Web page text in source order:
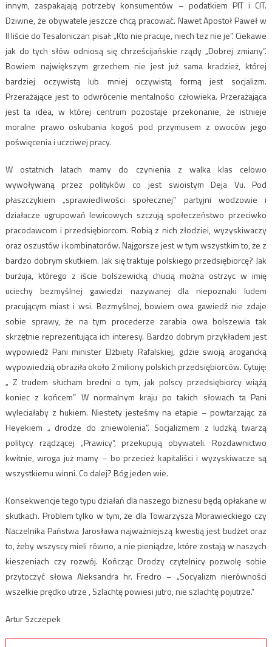
innym, zaspakajają potrzeby konsumentów – podatkiem PIT i CIT.
Dziwne, że obywatele jeszcze chcą pracować. Nawet Apostoł Paweł w
II liście do Tesaloniczan pisał: „Kto nie pracuje, niech tez nie je”. Ciekawe
jak do tych słów odniosą się chrześcijańskie rządy „Dobrej zmiany”.
Bowiem największym grzechem nie jest już sama kradzież, której
bardziej oczywistą lub mniej oczywistą formą jest socjalizm.
Przerażające jest to odwrócenie mentalności człowieka. Przerażająca
jest ta idea, w której centrum pozostaje przekonanie, że istnieje
moralne prawo oskubania kogoś pod przymusem z owoców jego
poświęcenia i uczciwej pracy.
W ostatnich latach mamy do czynienia z walka klas celowo
wywoływaną przez polityków co jest swoistym Deja Vu. Pod
płaszczykiem „sprawiedliwości społecznej” partyjni wodzowie i
działacze ugrupowań lewicowych szczują społeczeństwo przeciwko
pracodawcom i przedsiębiorcom. Robią z nich złodziei, wyzyskiwaczy
oraz oszustów i kombinatorów. Najgorsze jest w tym wszystkim to, że z
bardzo dobrym skutkiem. Jak się traktuje polskiego przedsiębiorcę? Jak
burżuja, którego z iście bolszewicką chucią można ostrzyc w imię
uciechy bezmyślnej gawiedzi nazywanej dla niepoznaki ludem
pracującym miast i wsi. Bezmyślnej, bowiem owa gawiedź nie zdaje
sobie sprawy, że na tym procederze zarabia owa bolszewia tak
skrzętnie reprezentująca ich interesy. Bardzo dobrym przykładem jest
wypowiedź Pani minister Elżbiety Rafalskiej, gdzie swoją arogancką
wypowiedzią obraziła około 2 miliony polskich przedsiębiorców. Cytuję:
„ Z trudem słucham bredni o tym, jak polscy przedsiębiorcy wiążą
koniec z końcem” W normalnym kraju po takich słowach ta Pani
wyleciałaby z hukiem. Niestety jesteśmy na etapie – powtarzając za
Heyekiem „ drodze do zniewolenia”. Socjalizmem z ludzką twarzą
politycy rządzącej „Prawicy”, przekupują obywateli. Rozdawnictwo
kwitnie, wroga już mamy – bo przecież kapitaliści i wyzyskiwacze są
wszystkiemu winni. Co dalej? Bóg jeden wie.
Konsekwencje tego typu działań dla naszego biznesu będą opłakane w
skutkach. Problem tylko w tym, że dla Towarzysza Morawieckiego czy
Naczelnika Państwa Jarosława najważniejszą kwestią jest budżet oraz
to, żeby wszyscy mieli równo, a nie pieniądze, które zostają w naszych
kieszeniach czy rozwój. Kończąc Drodzy czytelnicy pozwolę sobie
przytoczyć słowa Aleksandra hr. Fredro – „Socyalizm nierówności
wszelkie prędko utrze , Szlachtę powiesi jutro, nie szlachtę pojutrze.”
Artur Szczepek